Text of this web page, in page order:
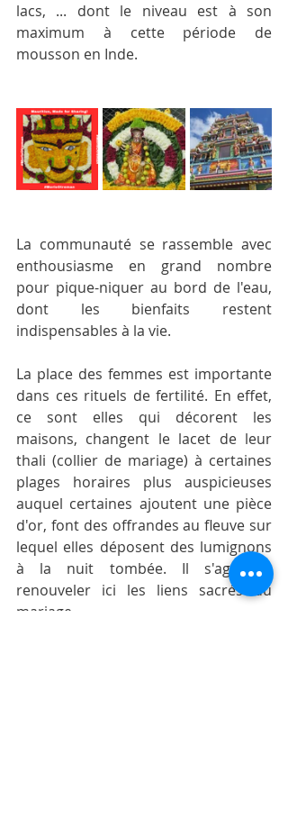
lacs, ... dont le niveau est à son
maximum à cette période de
mousson en Inde.
La communauté se rassemble avec
enthousiasme en grand nombre
pour pique-niquer au bord de l'eau,
dont les bienfaits restent
indispensables à la vie.
La place des femmes est importante
dans ces rituels de fertilité. En effet,
ce sont elles qui décorent les
maisons, changent le lacet de leur
thali (collier de mariage) à certaines
plages horaires plus auspicieuses
auquel certaines ajoutent une pièce
d'or, font des offrandes au fleuve sur
lequel elles déposent des lumignons
à la nuit tombée. Il s'agit de
renouveler ici les liens sacrés du
mariage.